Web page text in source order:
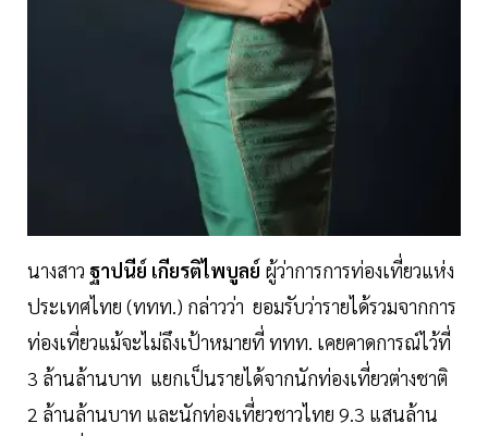
นางสาว ฐาปนีย์ เกียรติไพบูลย์ ผู้ว่าการการท่องเที่ยวแห่ง
ประเทศไทย (ททท.) กล่าวว่า ยอมรับว่ารายได้รวมจากการ
ท่องเที่ยวแม้จะไม่ถึงเป้าหมายที่ ททท. เคยคาดการณ์ไว้ที่
3 ล้านล้านบาท แยกเป็นรายได้จากนักท่องเที่ยวต่างชาติ
2 ล้านล้านบาท และนักท่องเที่ยวชาวไทย 9.3 แสนล้าน